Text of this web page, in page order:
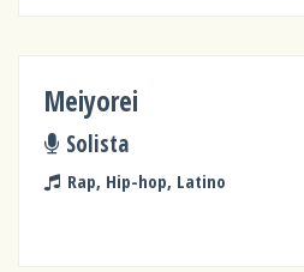
Meiyorei
Solista
Rap, Hip-hop, Latino